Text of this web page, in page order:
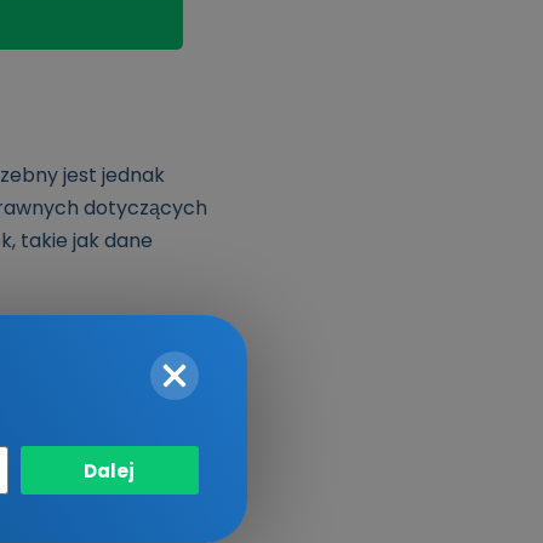
jest jednak
dotyczących
takie jak dane
formularze dla obu
są połączone
16 roku życia
Dalej